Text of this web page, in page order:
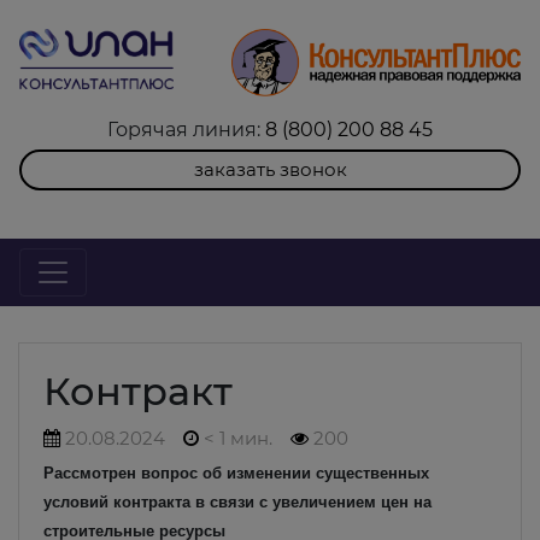
Горячая линия: 8 (800) 200 88 45
заказать звонок
Контракт
20.08.2024 < 1 мин. 200
Рассмотрен вопрос об изменении существенных
условий контракта в связи с увеличением цен на
строительные ресурсы